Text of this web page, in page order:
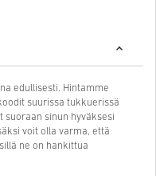
edullisesti. Hintamme
suurissa tukkuerissä
suoraan sinun hyväksesi
voit olla varma, että
ne on hankittua